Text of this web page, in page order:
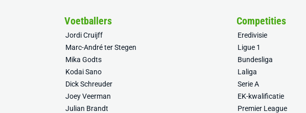
Voetballers
Jordi Cruijff
Marc-André ter Stegen
Mika Godts
Kodai Sano
Dick Schreuder
Joey Veerman
Julian Brandt
Competities
Eredivisie
Ligue 1
Bundesliga
Laliga
Serie A
EK-kwalificatie
Premier League